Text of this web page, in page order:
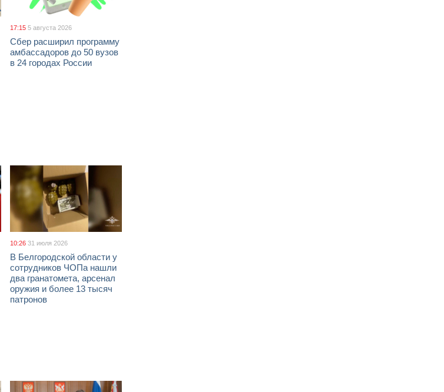
17:15 5 августа 2026
Сбер расширил программу
амбассадоров до 50 вузов
в 24 городах России
10:26 31 июля 2026
В Белгородской области у
сотрудников ЧОПа нашли
два гранатомета, арсенал
оружия и более 13 тысяч
патронов